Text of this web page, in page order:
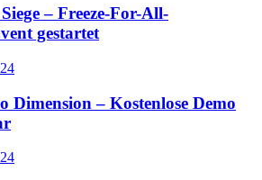
– Freeze-For-All-
gestartet
Dimension – Kostenlose Demo